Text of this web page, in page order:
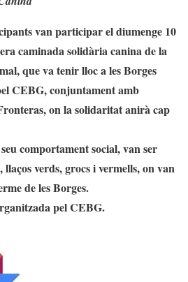
van participar el diumenge 10
caminada solidària canina de la
que va tenir lloc a les Borges
CEBG, conjuntament amb
on la solidaritat anirà cap
comportament social, van ser
llaços verds, grocs i vermells, on van
de les Borges.
pel CEBG.